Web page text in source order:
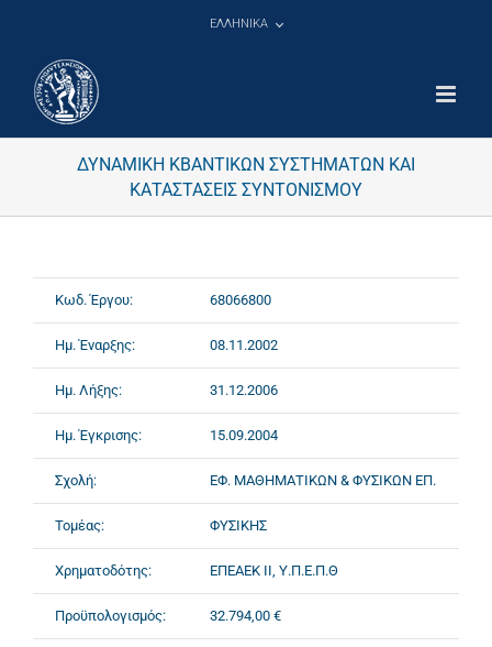
ΕΛΛΗΝΙΚΑ
ΔΥΝΑΜΙΚΗ ΚΒΑΝΤΙΚΩΝ ΣΥΣΤΗΜΑΤΩΝ ΚΑΙ
ΚΑΤΑΣΤΑΣΕΙΣ ΣΥΝΤΟΝΙΣΜΟΥ
Κωδ. Έργου: 68066800
Ημ. Έναρξης: 08.11.2002
Ημ. Λήξης: 31.12.2006
Ημ. Έγκρισης: 15.09.2004
Σχολή: ΕΦ. ΜΑΘΗΜΑΤΙΚΩΝ & ΦΥΣΙΚΩΝ ΕΠ.
Τομέας: ΦΥΣΙΚΗΣ
Χρηματοδότης: ΕΠΕΑΕΚ II, Υ.Π.Ε.Π.Θ
Προϋπολογισμός: 32.794,00 €